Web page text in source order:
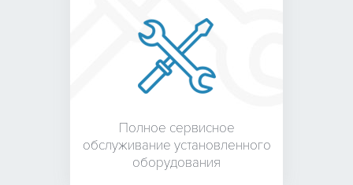
Полное сервисное
обслуживание установленного
оборудования